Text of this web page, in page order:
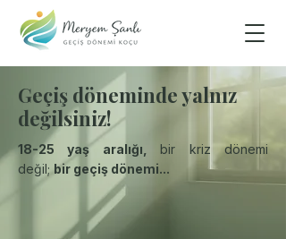
Geçiş döneminde yalnız
değilsiniz!
18-25 yaş aralığı, bir kriz dönemi
değil; bir geçiş dönemi...